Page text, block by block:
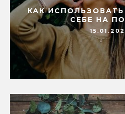
КАК
СЕБЕ НА